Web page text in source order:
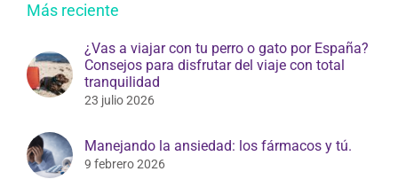
Más reciente
¿Vas a viajar con tu perro o gato por España?
Consejos para disfrutar del viaje con total
tranquilidad
23 julio 2026
Manejando la ansiedad: los fármacos y tú.
9 febrero 2026